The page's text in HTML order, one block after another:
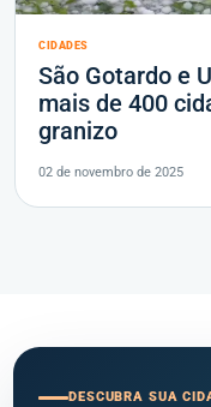
CIDADES
São Gotardo e
mais de 400
granizo
02 de novembro de 2025
DESCUBRA SUA